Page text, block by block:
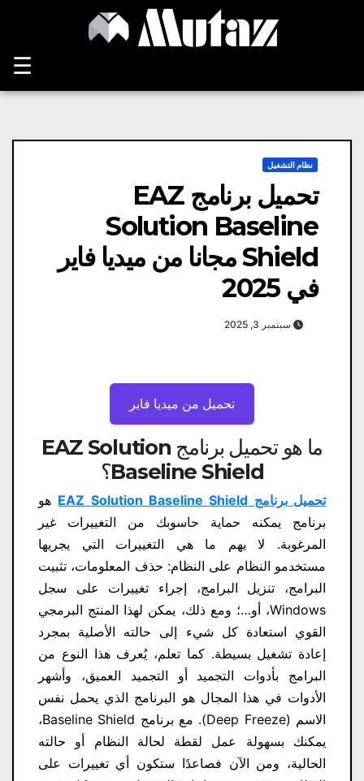
☰
نظام التشغيل
تحميل برنامج EAZ
Solution Baseline
Shield مجانا من ميديا ​​فاير
في 2025
سبتمبر 3, 2025
تحميل من ميديا ​​فاير
ما هو تحميل برنامج EAZ Solution
Baseline Shield؟
تحميل برنامج EAZ Solution Baseline Shield
هو
برنامج يمكنه حماية حاسوبك من التغييرات غير
المرغوبة. لا يهم ما هي التغييرات التي يجريها
مستخدمو النظام على النظام: حذف المعلومات، تثبيت
البرامج، تنزيل البرامج، إجراء تغييرات على سجل
Windows، أو…؛ ومع ذلك، يمكن لهذا المنتج البرمجي
القوي استعادة كل شيء إلى حالته الأصلية بمجرد
إعادة تشغيل بسيطة. كما تعلم، يُعرف هذا النوع من
البرامج بأدوات التجميد أو التجميد العميق، وأشهر
الأدوات في هذا المجال هو البرنامج الذي يحمل نفس
الاسم (Deep Freeze). مع برنامج Baseline Shield،
يمكنك بسهولة عمل لقطة لحالة النظام أو حالته
الحالية، ومن الآن فصاعدًا ستكون أي تغييرات على